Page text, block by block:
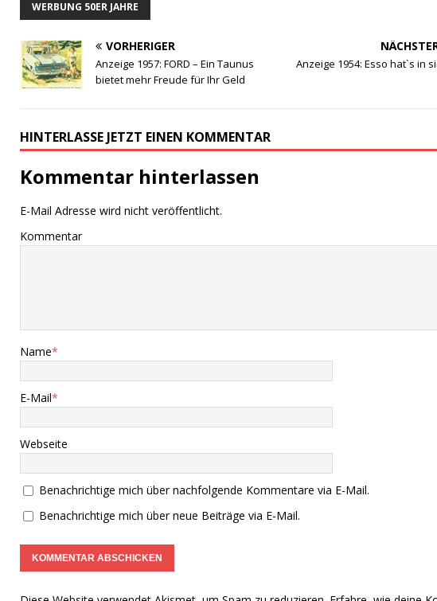
WERBUNG 50ER JAHRE
VORHERIGER
Anzeige 1957: FORD – Ein Taunus
bietet mehr Freude für Ihr Geld
Anzeige 1954: Esso hat`s in
HINTERLASSE JETZT EINEN KOMMENTAR
Kommentar hinterlassen
E-Mail Adresse wird nicht veröffentlicht.
Kommentar
Name*
E-Mail*
Webseite
Benachrichtige mich über nachfolgende Kommentare via E-Mail.
Benachrichtige mich über neue Beiträge via E-Mail.